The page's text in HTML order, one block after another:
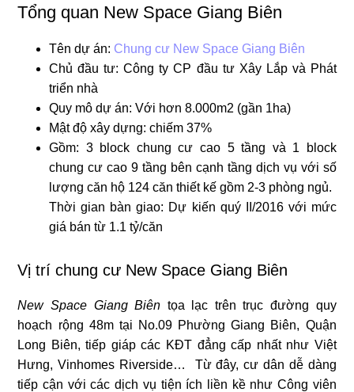
Tổng quan New Space Giang Biên
Tên dự án: Chung cư New Space Giang Biên
Chủ đầu tư: Công ty CP đầu tư Xây Lắp và Phát
triển nhà
Quy mô dự án: Với hơn 8.000m2 (gần 1ha)
Mật độ xây dựng: chiếm 37%
Gồm: 3 block chung cư cao 5 tầng và 1 block
chung cư cao 9 tầng bên cạnh tầng dịch vụ với số
lượng căn hộ 124 căn thiết kế gồm 2-3 phòng ngủ.
Thời gian bàn giao: Dự kiến quý II/2016 với mức
giá bán từ 1.1 tỷ/căn
Vị trí chung cư New Space Giang Biên
New Space Giang Biên tọa lạc trên trục đường quy
hoạch rộng 48m tại No.09 Phường Giang Biên, Quận
Long Biên, tiếp giáp các KĐT đẳng cấp nhất như Việt
Hưng, Vinhomes Riverside… Từ đây, cư dân dễ dàng
tiếp cận với các dịch vụ tiện ích liền kề như Công viên